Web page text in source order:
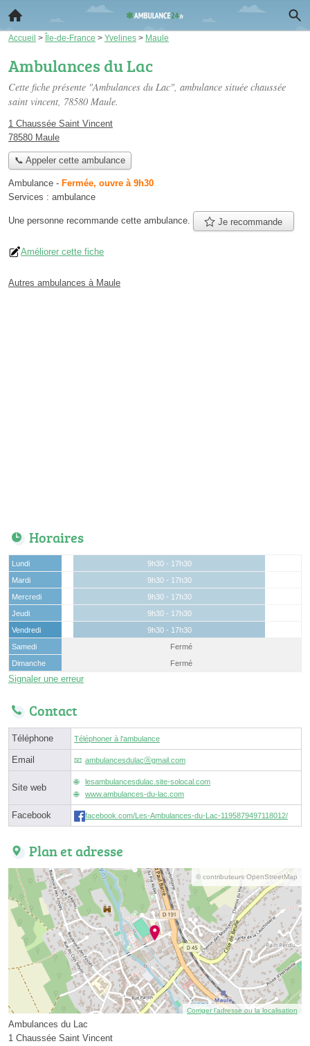
Accueil > Île-de-France > Yvelines > Maule
Ambulances du Lac
Cette fiche présente "Ambulances du Lac", ambulance située chaussée
saint vincent, 78580 Maule.
1 Chaussée Saint Vincent
78580 Maule
📞 Appeler cette ambulance
Ambulance - Fermée, ouvre à 9h30
Services : ambulance
Une personne recommande cette ambulance. Je recommande
Améliorer cette fiche
Autres ambulances à Maule
Horaires
Lundi
9h30 - 17h30
Mardi
9h30 - 17h30
Mercredi
9h30 - 17h30
Jeudi
9h30 - 17h30
Vendredi
9h30 - 17h30
Samedi
Fermé
Dimanche
Fermé
Signaler une erreur
Contact
Téléphone Téléphoner à l'ambulance
Email ambulancesdulacⓐgmail.com
Site web
lesambulancesdulac.site-solocal.com
www.ambulances-du-lac.com
Facebook facebook.com/Les-Ambulances-du-Lac-1195879497118012/
Plan et adresse
© contributeurs OpenStreetMap
Corriger l’adresse ou la localisation
Ambulances du Lac
1 Chaussée Saint Vincent